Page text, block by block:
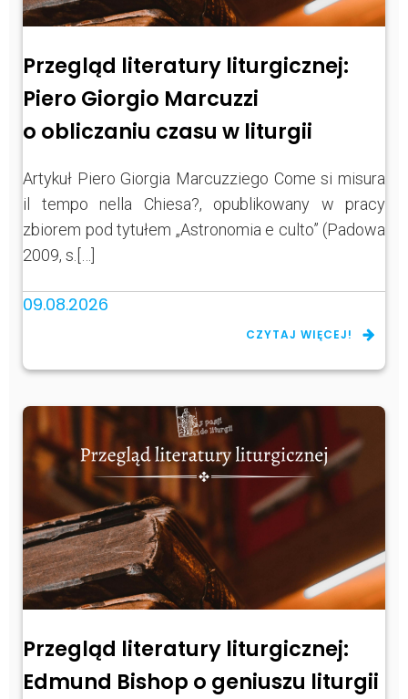
Przegląd literatury liturgicznej:
Piero Giorgio Marcuzzi
o obliczaniu czasu w liturgii
Artykuł Piero Giorgia Marcuzziego Come si misura
il tempo nella Chiesa?, opublikowany w pracy
zbiorem pod tytułem „Astronomia e culto” (Padowa
2009, s.[…]
09.08.2026
CZYTAJ WIĘCEJ!
Przegląd literatury liturgicznej:
Edmund Bishop o geniuszu liturgii